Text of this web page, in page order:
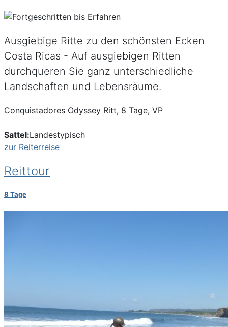
Ausgiebige Ritte zu den schönsten Ecken
Costa Ricas - Auf ausgiebigen Ritten
durchqueren Sie ganz unterschiedliche
Landschaften und Lebensräume.
Conquistadores Odyssey Ritt, 8 Tage, VP
Sattel:Landestypisch
zur Reiterreise
Reittour
8 Tage